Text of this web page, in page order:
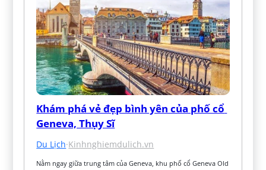
Khám phá vẻ đẹp bình yên của phố cổ
Geneva, Thụy Sĩ
Du Lịch·Kinhnghiemdulich.vn
Nằm ngay giữa trung tâm của Geneva, khu phố cổ Geneva Old